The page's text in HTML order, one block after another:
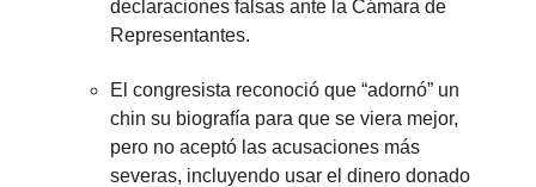
declaraciones falsas ante la Cámara de
Representantes.
El congresista reconoció que “adornó” un
chin su biografía para que se viera mejor,
pero no aceptó las acusaciones más
severas, incluyendo usar el dinero donado